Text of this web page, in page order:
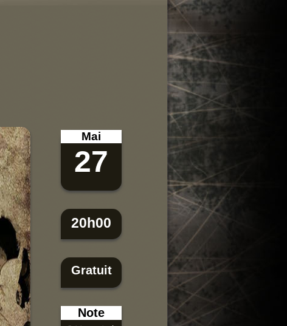
Mai
27
20h00
Gratuit
Note